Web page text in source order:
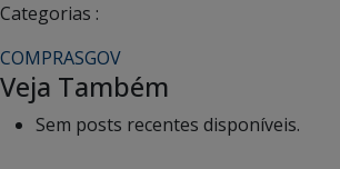
Categorias :
COMPRASGOV
Veja Também
Sem posts recentes disponíveis.